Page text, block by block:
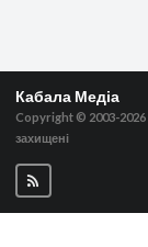
Кабала Медіа
Copyright © 2003-2026
захищені